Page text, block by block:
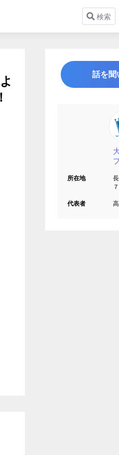
検索
話を聞
所在地
代表者